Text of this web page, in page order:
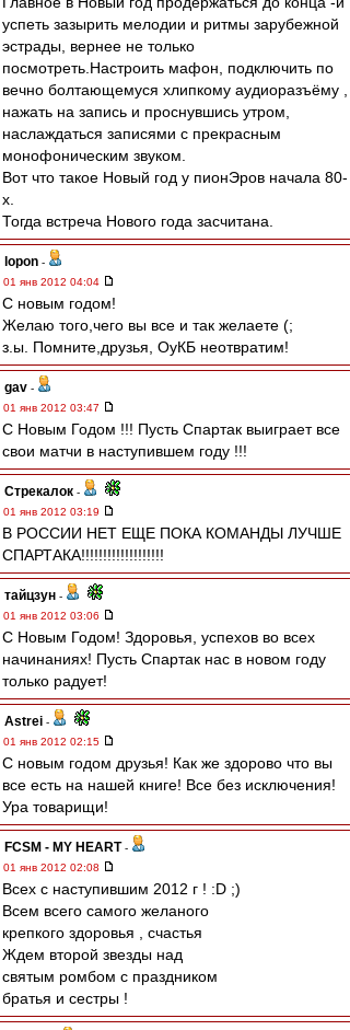
успеть зазырить мелодии и ритмы зарубежной
эстрады, вернее не только
посмотреть.Настроить мафон, подключить по
вечно болтающемуся хлипкому аудиоразъёму ,
нажать на запись и проснувшись утром,
наслаждаться записями с прекрасным
монофоническим звуком.
Вот что такое Новый год у пионЭров начала 80-
х.
Тогда встреча Нового года засчитана.
lopon -
01 янв 2012 04:04
С новым годом!
Желаю того,чего вы все и так желаете (;
з.ы. Помните,друзья, ОуКБ неотвратим!
gav -
01 янв 2012 03:47
С Новым Годом !!! Пусть Спартак выиграет все
свои матчи в наступившем году !!!
Стрекалок -
01 янв 2012 03:19
В РОССИИ НЕТ ЕЩЕ ПОКА КОМАНДЫ ЛУЧШЕ
СПАРТАКА!!!!!!!!!!!!!!!!!!!
тайцзун -
01 янв 2012 03:06
С Новым Годом! Здоровья, успехов во всех
начинаниях! Пусть Спартак нас в новом году
только радует!
Astrei -
01 янв 2012 02:15
С новым годом друзья! Как же здорово что вы
все есть на нашей книге! Все без исключения!
Ура товарищи!
FCSM - MY HEART -
01 янв 2012 02:08
Всех с наступившим 2012 г ! :D ;)
Всем всего самого желаного
крепкого здоровья , счастья
Ждем второй звезды над
святым ромбом с праздником
братья и сестры !